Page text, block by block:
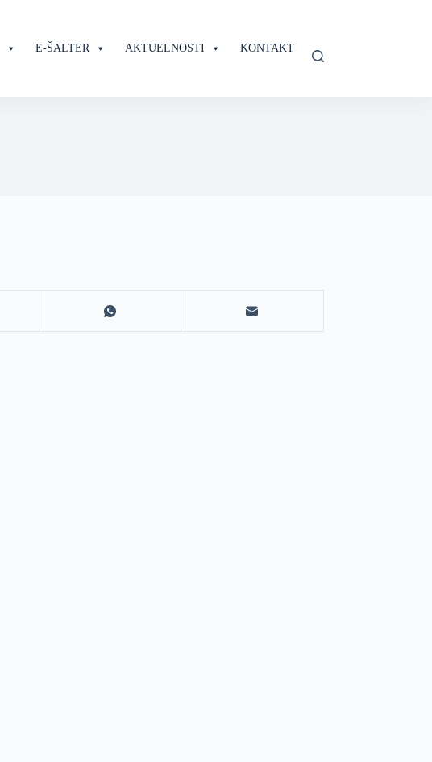
E-ŠALTER AKTUELNOSTI KONTAKT